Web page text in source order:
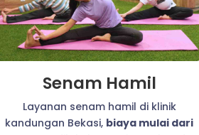
Senam Hamil
Layanan senam hamil di klinik
kandungan Bekasi, biaya mulai dari